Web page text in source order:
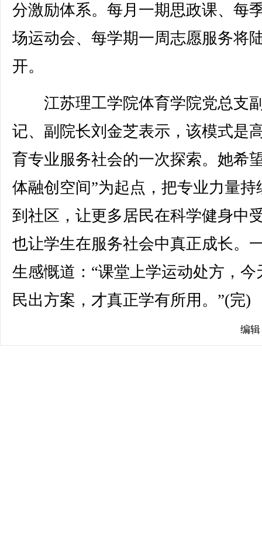
分激励体系。每月一期思政课、每
场运动会、每学期一周志愿服务将
开。
江苏理工学院体育学院党总支
记、副院长刘金芝表示，该模式是
育专业服务社会的一次探索。她希
体融创空间”为起点，把专业力量持
到社区，让更多居民在科学健身中
也让学生在服务社会中真正成长。
生感慨道：“课堂上学运动处方，今
民出方案，才真正学有所用。”(完)
编